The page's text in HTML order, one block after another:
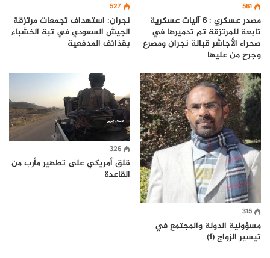
561
مصدر عسكري : 6 آليات عسكرية
تابعة للمرتزقة تم تدميرها في
صحراء الأجاشر قبالة نجران ومصرع
وجرح من عليها
527
نجران: استهداف تجمعات مرتزقة
الجيش السعودي في تبة الخشباء
بقذائف المدفعية
315
مسؤولية الدولة والمجتمع في
تيسير الزواج (1)
326
قلق أمريكي على تطهير مأرب من
القاعدة